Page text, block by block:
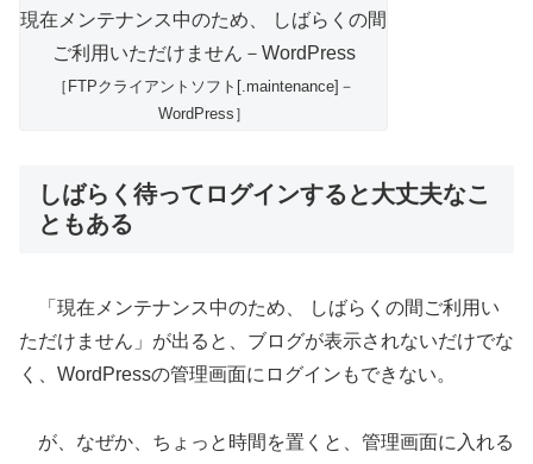
［FTPクライアントソフト[.maintenance]－
WordPress］
しばらく待ってログインすると大丈夫なこ
ともある
「現在メンテナンス中のため、 しばらくの間ご利用い
ただけません」が出ると、ブログが表示されないだけでな
く、WordPressの管理画面にログインもできない。
が、なぜか、ちょっと時間を置くと、管理画面に入れる